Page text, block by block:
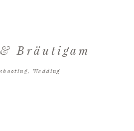
Bräutigam
, Wedding